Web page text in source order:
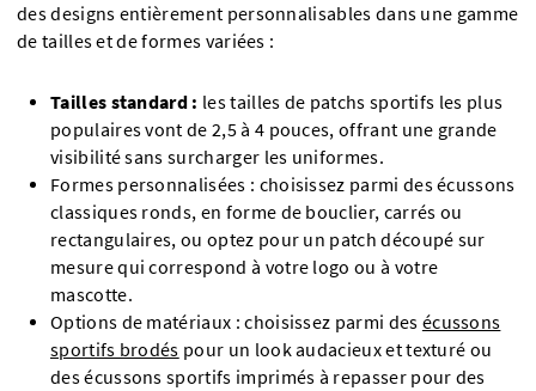
des designs entièrement personnalisables dans une gamme
de tailles et de formes variées :
Tailles standard : les tailles de patchs sportifs les plus
populaires vont de 2,5 à 4 pouces, offrant une grande
visibilité sans surcharger les uniformes.
Formes personnalisées : choisissez parmi des écussons
classiques ronds, en forme de bouclier, carrés ou
rectangulaires, ou optez pour un patch découpé sur
mesure qui correspond à votre logo ou à votre
mascotte.
Options de matériaux : choisissez parmi des écussons
sportifs brodés pour un look audacieux et texturé ou
des écussons sportifs imprimés à repasser pour des